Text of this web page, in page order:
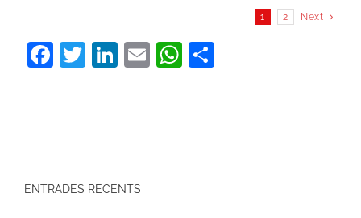
1 2 Next
Facebook
Twitter
LinkedIn
EmailWhatsApp
ENTRADES RECENTS